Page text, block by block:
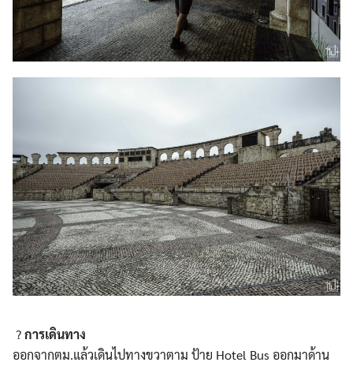
?การเดินทาง
ออกจากตม.แล้วเดินไปทางขวาตาม ป้าย Hotel Bus ออกมาด้าน